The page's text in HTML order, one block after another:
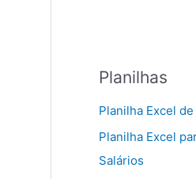
Planilhas
Planilha Excel
Planilha Excel
Salários